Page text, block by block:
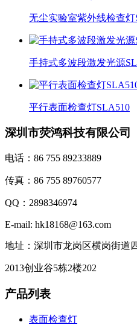
无尘实验室紫外线检查灯
手持式多波段激发光源
平行表面检查灯SLA510
深圳市荧鸿科技有限公司
电话：86 755 89233889
传真：86 755 89760577
QQ：2898346974
E-mail: hk18168@163.com
地址：深圳市龙岗区横岗街道
2013创业谷5栋2楼202
产品列表
表面检查灯